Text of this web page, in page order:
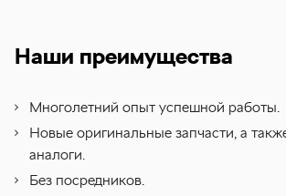
Наши преимущества
Многолетний опыт успешной работы.
Новые оригинальные запчасти, а
аналоги.
Без посредников.